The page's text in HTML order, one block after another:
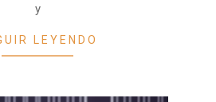
y
LEYENDO